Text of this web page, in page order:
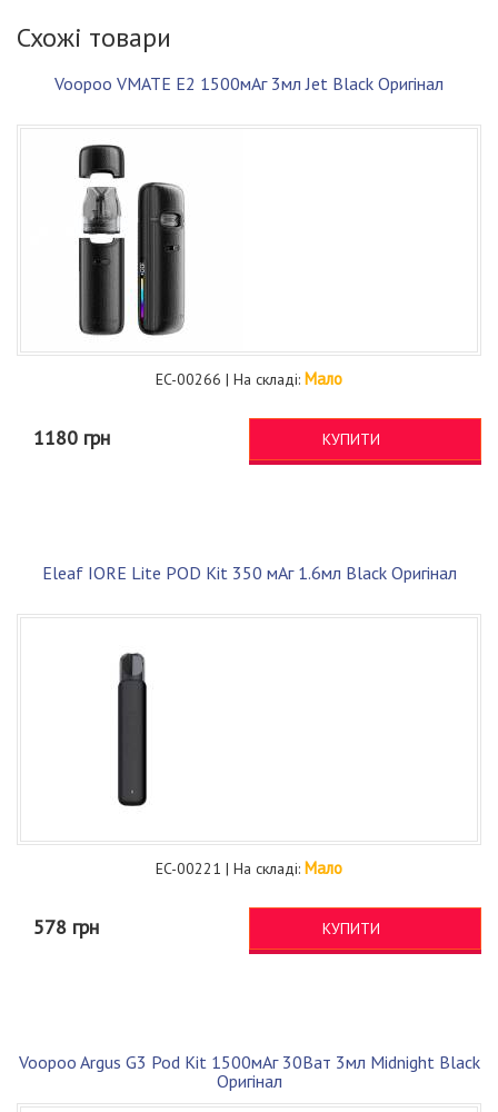
Схожі товари
Voopoo VMATE E2 1500мАг 3мл Jet Black Оригінал
EC-00266 | На складі: Мало
1180 грн КУПИТИ
Eleaf IORE Lite POD Kit 350 мАг 1.6мл Black Оригінал
EC-00221 | На складі: Мало
578 грн КУПИТИ
Voopoo Argus G3 Pod Kit 1500мАг 30Ват 3мл Midnight Black
Оригінал